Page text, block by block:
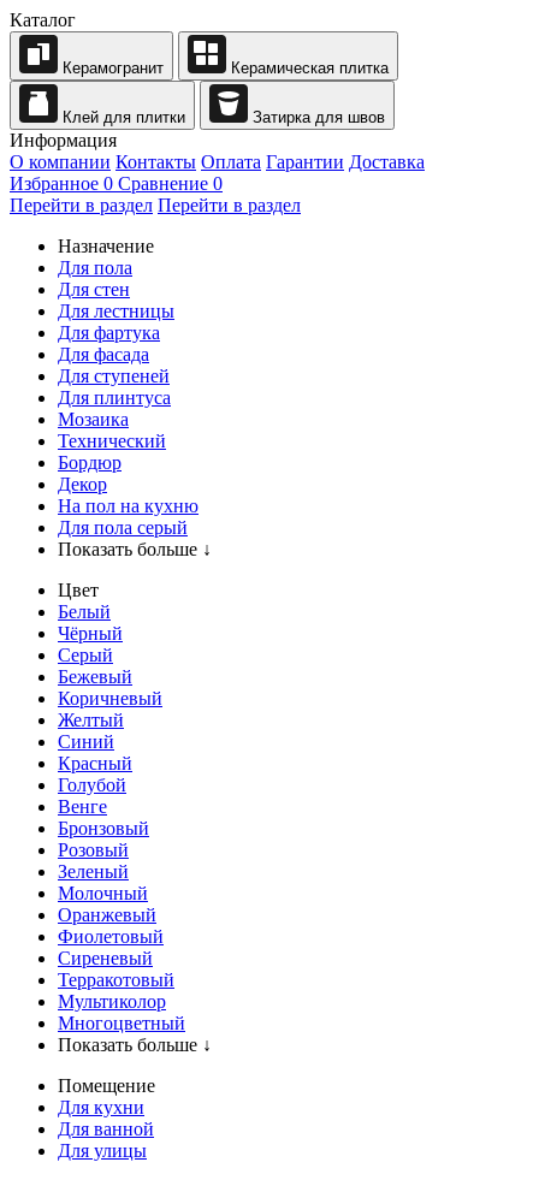
Каталог
Керамогранит Керамическая плитка
Клей для плитки Затирка для швов
Информация
О компании Контакты Оплата Гарантии Доставка
Избранное 0 Сравнение 0
Перейти в раздел Перейти в раздел
Назначение
Для пола
Для стен
Для лестницы
Для фартука
Для фасада
Для ступеней
Для плинтуса
Мозаика
Технический
Бордюр
Декор
На пол на кухню
Для пола серый
Показать больше ↓
Цвет
Белый
Чёрный
Серый
Бежевый
Коричневый
Желтый
Синий
Красный
Голубой
Венге
Бронзовый
Розовый
Зеленый
Молочный
Оранжевый
Фиолетовый
Сиреневый
Терракотовый
Мультиколор
Многоцветный
Показать больше ↓
Помещение
Для кухни
Для ванной
Для улицы